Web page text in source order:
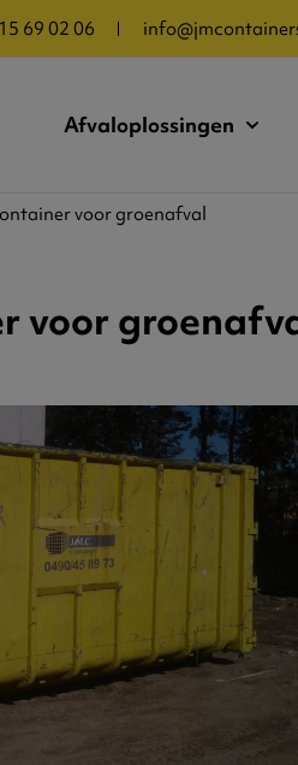
69 02 06
Afvaloplossingen
voor groenafval
voor